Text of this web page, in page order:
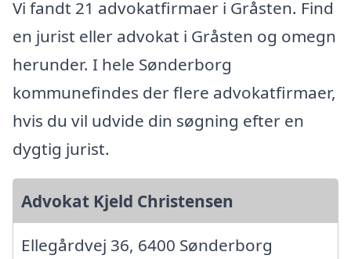
Vi fandt 21 advokatfirmaer i Gråsten. Find
en jurist eller advokat i Gråsten og omegn
herunder. I hele Sønderborg
kommunefindes der flere advokatfirmaer,
hvis du vil udvide din søgning efter en
dygtig jurist.
Advokat Kjeld Christensen
Ellegårdvej 36, 6400 Sønderborg